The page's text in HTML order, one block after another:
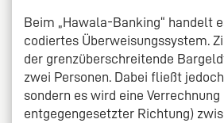
Beim „Hawala-Banking“ handelt
codiertes Überweisungssystem.
der grenzüberschreitende
zwei Personen. Dabei fließt jedoch
sondern es wird eine
entgegengesetzter Richtung)